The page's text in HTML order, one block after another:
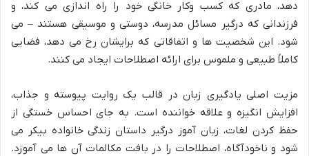
دهد، مادری که کسب وکار خانگی خود را راه اندازی می کند، و
فرزندانی که درگیر مسائل مدرسه، دوستی و موسیقی هستند – می
شود. این شخصیت ها و اتفاقاتی که برایشان رخ می دهد، فضایی
کاملاً طبیعی و ملموس برای ارائه اصطلاحات ایجاد می کنند.
مزیت اصلی یادگیری زبان در قالب یک روایت پیوسته و جذاب،
افزایش انگیزه و علاقه خواننده است. به جای احساس خستگی از
حفظ کردن لغات، زبان آموز درگیر داستان زندگی خانواده بیکر می
شود و ناخودآگاه، اصطلاحات را در بافت مکالمات آن ها می آموزد.